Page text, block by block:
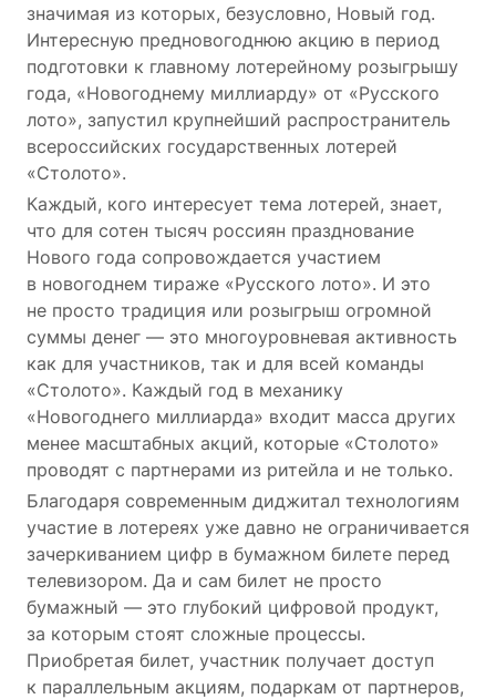
значимая из которых, безусловно, Новый год.
Интересную предновогоднюю акцию в период
подготовки к главному лотерейному розыгрышу
года, «Новогоднему миллиарду» от «Русского
лото», запустил крупнейший распространитель
всероссийских государственных лотерей
«Столото».
Каждый, кого интересует тема лотерей, знает,
что для сотен тысяч россиян празднование
Нового года сопровождается участием
в новогоднем тираже «Русского лото». И это
не просто традиция или розыгрыш огромной
суммы денег — это многоуровневая активность
как для участников, так и для всей команды
«Столото». Каждый год в механику
«Новогоднего миллиарда» входит масса других
менее масштабных акций, которые «Столото»
проводят с партнерами из ритейла и не только.
Благодаря современным диджитал технологиям
участие в лотереях уже давно не ограничивается
зачеркиванием цифр в бумажном билете перед
телевизором. Да и сам билет не просто
бумажный — это глубокий цифровой продукт,
за которым стоят сложные процессы.
Приобретая билет, участник получает доступ
к параллельным акциям, подаркам от партнеров,